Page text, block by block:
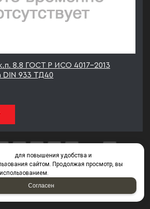
8.8 ГОСТ Р ИСО 4017-2013
DIN 933 ТД40
для повышения удобства и
сайтом. Продолжая просмотр, вы
Согласен